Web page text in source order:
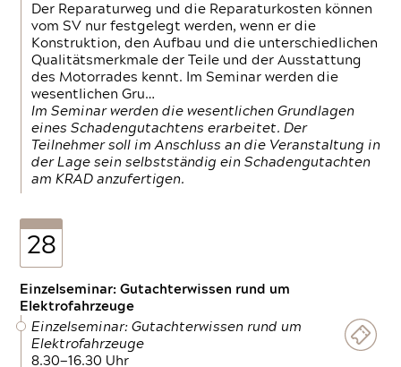
Der Reparaturweg und die Reparaturkosten können
vom SV nur festgelegt werden, wenn er die
Konstruktion, den Aufbau und die unterschiedlichen
Qualitätsmerkmale der Teile und der Ausstattung
des Motorrades kennt. Im Seminar werden die
wesentlichen Gru…
Im Seminar werden die wesentlichen Grundlagen
eines Schadengutachtens erarbeitet. Der
Teilnehmer soll im Anschluss an die Veranstaltung in
der Lage sein selbstständig ein Schadengutachten
am KRAD anzufertigen.
28
Einzelseminar: Gutachterwissen rund um
Elektrofahrzeuge
Einzelseminar: Gutachterwissen rund um
Elektrofahrzeuge
8.30—16.30 Uhr